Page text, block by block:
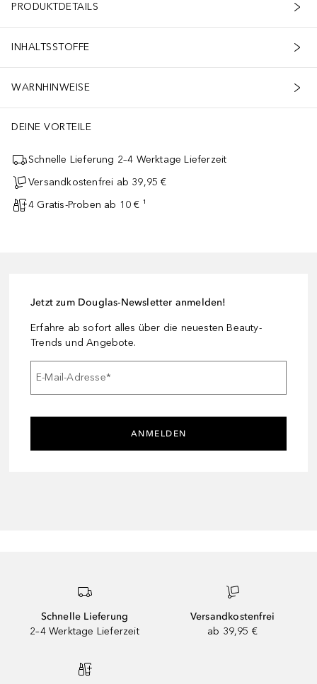
PRODUKTDETAILS
INHALTSSTOFFE
WARNHINWEISE
DEINE VORTEILE
Schnelle Lieferung 2–4 Werktage Lieferzeit
Versandkostenfrei ab 39,95 €
4 Gratis-Proben ab 10 € ¹
Jetzt zum Douglas-Newsletter anmelden!
Erfahre ab sofort alles über die neuesten Beauty-
Trends und Angebote.
E-Mail-Adresse*
ANMELDEN
Schnelle Lieferung
2–4 Werktage Lieferzeit
Versandkostenfrei
ab 39,95 €